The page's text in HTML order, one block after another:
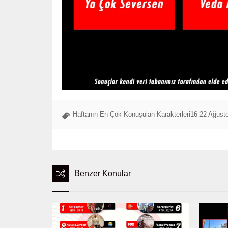
Haftanın En Çok Konuşulan Karakterleri16-22
Benzer Konular